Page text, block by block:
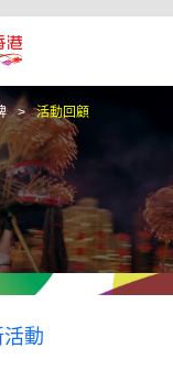
活動回顧
動